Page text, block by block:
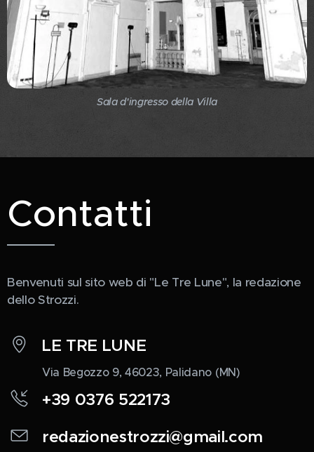
Sala d'ingresso della Villa
Contatti
Benvenuti sul sito web di "Le Tre Lune", la redazione
dello Strozzi.
LE TRE LUNE
Via Begozzo 9, 46023, Palidano (MN)
+39 0376 522173
redazionestrozzi@gmail.com